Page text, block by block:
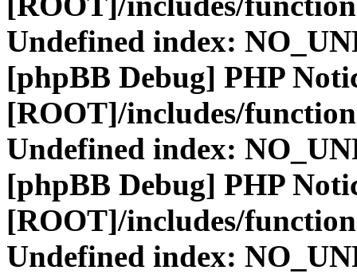
Undefined index:
[phpBB Debug] PHP
[ROOT]/includes/
Undefined index:
[phpBB Debug] PHP
[ROOT]/includes/
Undefined index: